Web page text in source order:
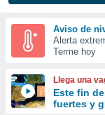
y
forma
digital
basada
Aviso de
Alerta
Terme hoy
Llega una
Este fin
fuertes y